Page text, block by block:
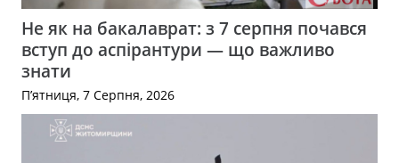
Не як на бакалаврат: з 7 серпня почався
вступ до аспірантури — що важливо
знати
П’ятниця, 7 Серпня, 2026